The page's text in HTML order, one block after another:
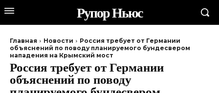
Рупор Ньюс
Главная Новости
Россия требует от Германии
объяснений по поводу планируемого бундесвером
нападения на Крымский мост
Россия требует от Германии
объяснений по поводу